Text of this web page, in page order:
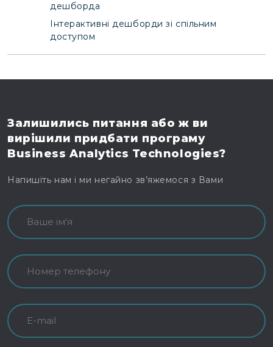
дешборда
Інтерактивні дешборди зі спільним
доступом
Залишились питання або ж ви
вирішили придбати програму
Business Analytics Technologies?
Напишіть нам і ми негайно зв’яжемося з Вами